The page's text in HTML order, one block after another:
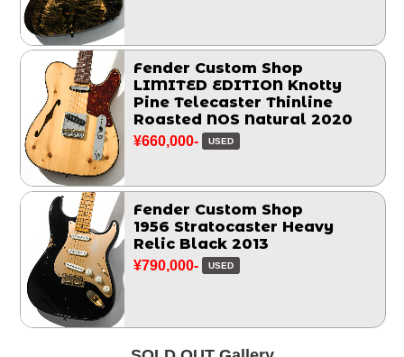
Fender Custom Shop
LIMITED EDITION Knotty
Pine Telecaster Thinline
Roasted NOS Natural 2020
¥660,000- USED
Fender Custom Shop
1956 Stratocaster Heavy
Relic Black 2013
¥790,000- USED